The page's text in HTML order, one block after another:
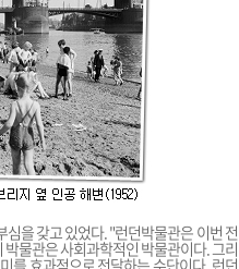
을 갖고 있었다. "런던박물관은 이번 전
물관은 사회과학적인 박물관이다. 그리
를 효과적으로 전달하는 수단이다. 런던